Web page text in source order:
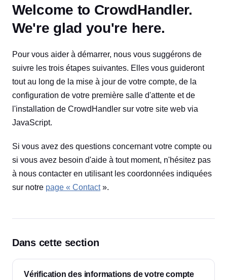
Welcome to CrowdHandler.
We're glad you're here.
Pour vous aider à démarrer, nous vous suggérons de
suivre les trois étapes suivantes. Elles vous guideront
tout au long de la mise à jour de votre compte, de la
configuration de votre première salle d'attente et de
l'installation de CrowdHandler sur votre site web via
JavaScript.
Si vous avez des questions concernant votre compte ou
si vous avez besoin d'aide à tout moment, n'hésitez pas
à nous contacter en utilisant les coordonnées indiquées
sur notre page « Contact».
Dans cette section
Vérification des informations de votre compte